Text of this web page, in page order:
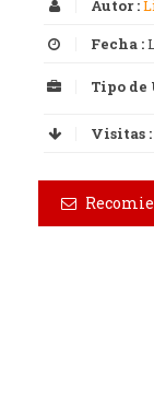
Autor :
Fecha :
Tipo de
Visitas :